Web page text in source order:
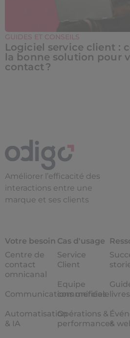
GUIDES ET CONSEILS
Logiciel service client :
la bonne solution pour
contact ?
Améliorer l’efficacité des
interactions entre une
marque et ses clients
Votre besoin
Centre de
contact
omnicanal
Communications unifiées
Automatisation
& IA
Cas d'usage
Service
Client
Equipe
commerciale
Opérations &
performances
&